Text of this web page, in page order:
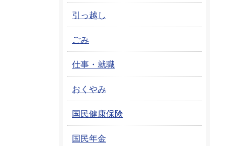
引っ越し
ごみ
仕事・就職
おくやみ
国民健康保険
国民年金